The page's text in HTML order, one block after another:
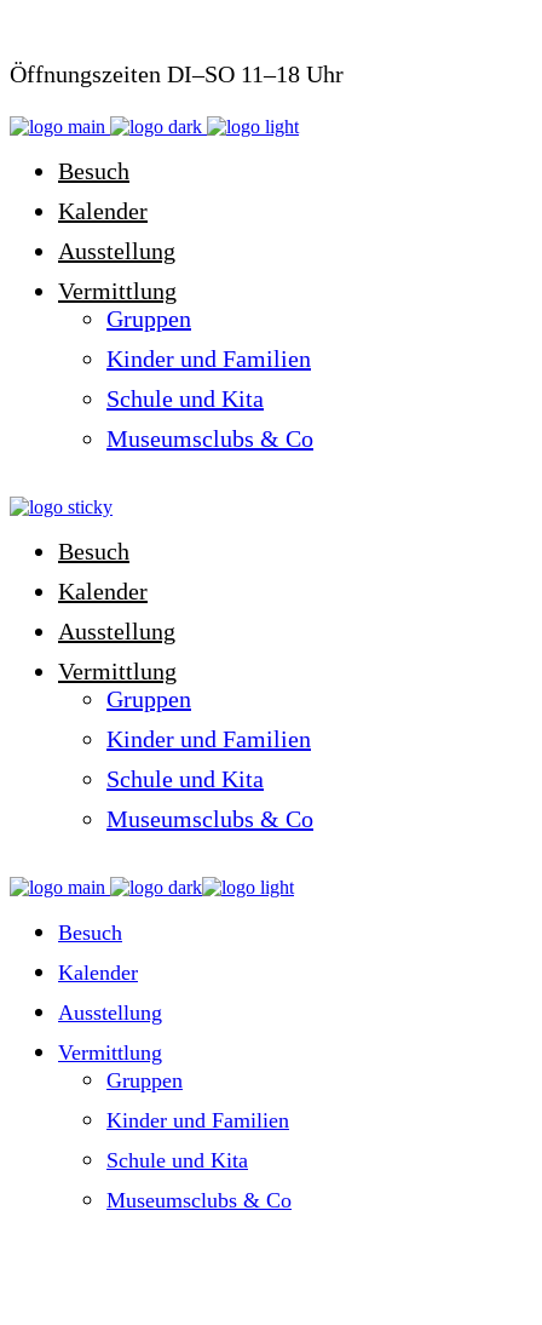
Öffnungszeiten DI–SO 11–18 Uhr
Besuch
Kalender
Ausstellung
Vermittlung
Gruppen
Kinder und Familien
Schule und Kita
Museumsclubs & Co
Besuch
Kalender
Ausstellung
Vermittlung
Gruppen
Kinder und Familien
Schule und Kita
Museumsclubs & Co
Besuch
Kalender
Ausstellung
Vermittlung
Gruppen
Kinder und Familien
Schule und Kita
Museumsclubs & Co